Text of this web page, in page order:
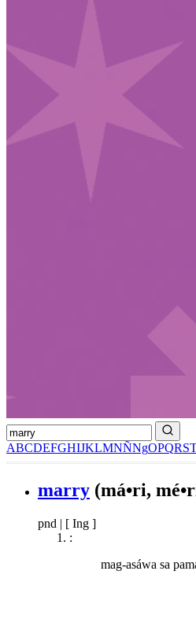
ABCDEFGHIJKLMNÑNgOPQRS
marry (má•ri,
pnd | [ Ing ]
:
mag-asáwa sa